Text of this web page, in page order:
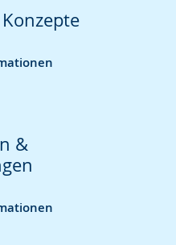
&